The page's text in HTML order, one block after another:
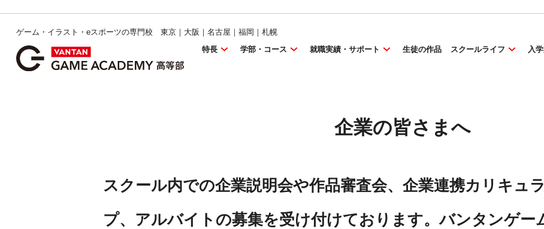
ゲーム・イラスト・eスポーツの専門校 東京｜大阪｜名古屋｜福岡｜札幌
特長
学部・コース 就職実績・サポート 生徒の作品 スクールライフ 入
企業の皆さまへ
スクール内での企業説明会や作品審査会、企業連携カリキュ
プ、アルバイトの募集を受け付けております。バンタンゲー